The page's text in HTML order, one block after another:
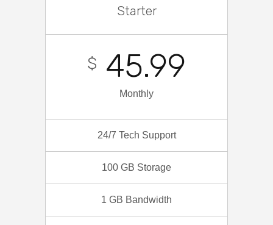
Starter
$ 45.99
Monthly
24/7 Tech Support
100 GB Storage
1 GB Bandwidth